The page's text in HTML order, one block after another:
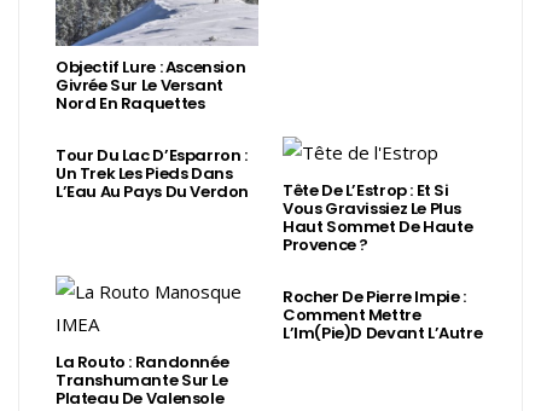
Objectif Lure : Ascension
Givrée Sur Le Versant
Nord En Raquettes
Tour Du Lac D’Esparron :
Un Trek Les Pieds Dans
L’Eau Au Pays Du Verdon Tête De L’Estrop : Et Si
Vous Gravissiez Le Plus
Haut Sommet De Haute
Provence ?
La Routo : Randonnée
Transhumante Sur Le
Plateau De Valensole
Rocher De Pierre Impie :
Comment Mettre
L’Im(Pie)d Devant L’Autre